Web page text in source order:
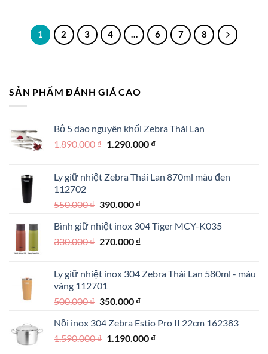
330.000 ₫.
330.000 ₫.
1 2 3 4 … 6 7 8
SẢN PHẨM ĐÁNH GIÁ CAO
Bộ 5 dao nguyên khối Zebra Thái Lan
1.890.000₫ Giá
1.890.000 ₫.
1.290.000 ₫Giá
là:
Ly giữ nhiệt Zebra Thái Lan 870ml màu đen
112702
550.000₫ Giá
là:
550.000 ₫.
390.000 ₫Giá
tại
là:
Bình giữ nhiệt inox 304 Tiger MCY-K035
330.000₫ Giá
330.000 ₫.
270.000 ₫Giá
là:
Ly giữ nhiệt inox 304 Zebra Thái Lan 580ml - màu
vàng 112701
500.000₫ Giá
là:
500.000 ₫.
350.000 ₫Giá
tại
là:
Nồi inox 304 Zebra Estio Pro II 22cm 162383
1.590.000₫ Giá
1.190.000 ₫Giá